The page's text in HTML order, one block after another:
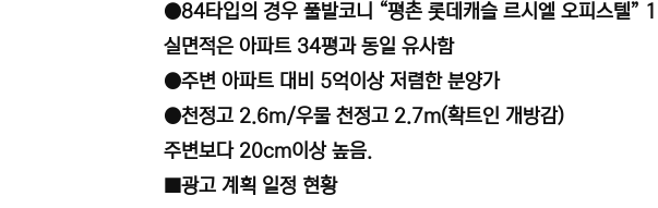
●84타입의 경우 풀발코니 “평촌 롯데캐슬 르시엘 오피스텔”
실면적은 아파트 34평과 동일 유사함
●주변 아파트 대비 5억이상 저렴한 분양가
●천정고 2.6m/우물 천정고 2.7m(확트인 개방감)
주변보다 20cm이상 높음.
■광고 계획 일정 현황